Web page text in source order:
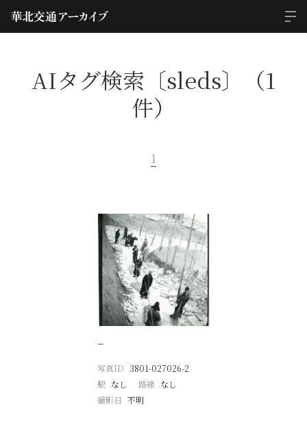
AIタグ検索〔sleds〕（1
件）
1
−
写真ID 3801-027026-2
駅 なし 路線 なし
撮影日
不明